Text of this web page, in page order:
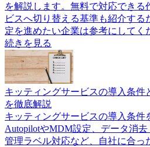
を解説します。無料で対応できる
ビスへ切り替える基準も紹介する
定を進めたい企業は参考にしてく
続きを見る
キッティングサービスの導入条件
を徹底解説
キッティングサービスの導入条件
AutopilotやMDM設定、データ消
管理ラベル対応など、自社に合っ